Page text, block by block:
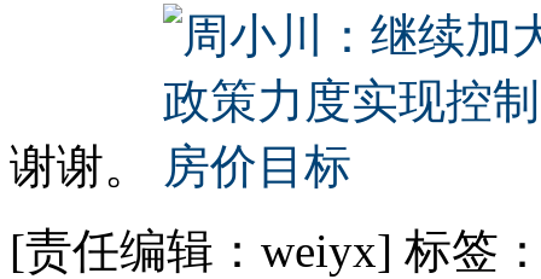
谢谢。
[责任编辑：weiyx] 标签